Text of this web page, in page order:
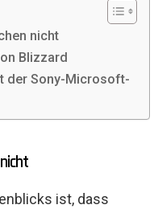
nicht
Blizzard
der Sony-Microsoft-
ist, dass